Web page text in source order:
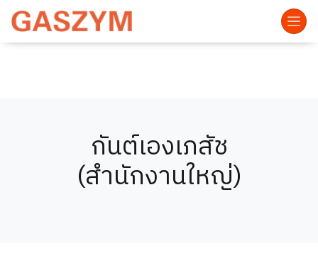
กันต์เองเภสัช
(สำนักงานใหญ่)